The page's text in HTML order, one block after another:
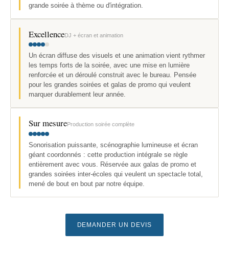
grande soirée à thème ou d'intégration.
ExcellenceDJ + écran et animation
Un écran diffuse des visuels et une animation vient rythmer
les temps forts de la soirée, avec une mise en lumière
renforcée et un déroulé construit avec le bureau. Pensée
pour les grandes soirées et galas de promo qui veulent
marquer durablement leur année.
Sur mesureProduction soirée complète
Sonorisation puissante, scénographie lumineuse et écran
géant coordonnés : cette production intégrale se règle
entièrement avec vous. Réservée aux galas de promo et
grandes soirées inter-écoles qui veulent un spectacle total,
mené de bout en bout par notre équipe.
DEMANDER UN DEVIS